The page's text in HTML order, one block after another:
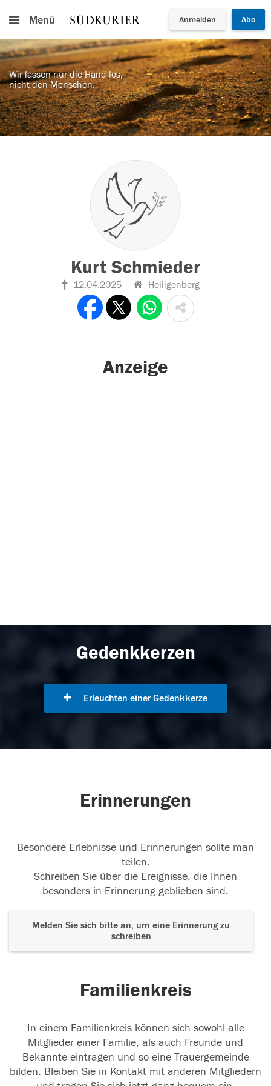
Menü Anmelden Abo
Wir lassen nur die Hand los,
nicht den Menschen.
Kurt Schmieder
12.04.2025 Heiligenberg
Anzeige
Gedenkkerzen
Erleuchten einer Gedenkkerze
Erinnerungen
Besondere Erlebnisse und Erinnerungen sollte man
teilen.
Schreiben Sie über die Ereignisse, die Ihnen
besonders in Erinnerung geblieben sind.
Melden Sie sich bitte an, um eine Erinnerung zu
schreiben
Familienkreis
In einem Familienkreis können sich sowohl alle
Mitglieder einer Familie, als auch Freunde und
Bekannte eintragen und so eine Trauergemeinde
bilden. Bleiben Sie in Kontakt mit anderen Mitgliedern